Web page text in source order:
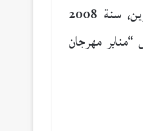
، سنة 2002 وجائزة البحرين، سنة 2008
مؤسس “منابر مهرجان